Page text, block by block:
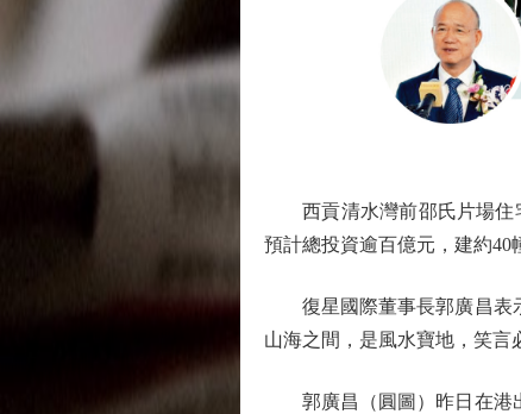
西貢清水灣前邵氏片場住宅
預計總投資逾百億元，建約40
復星國際董事長郭廣昌表示
山海之間，是風水寶地，笑言
郭廣昌（圓圖）昨日在港出